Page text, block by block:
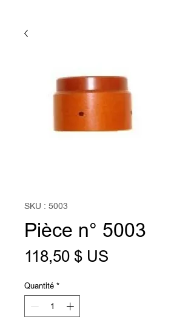
SKU : 5003
Pièce n° 5003
118,50 $ US
Quantité *